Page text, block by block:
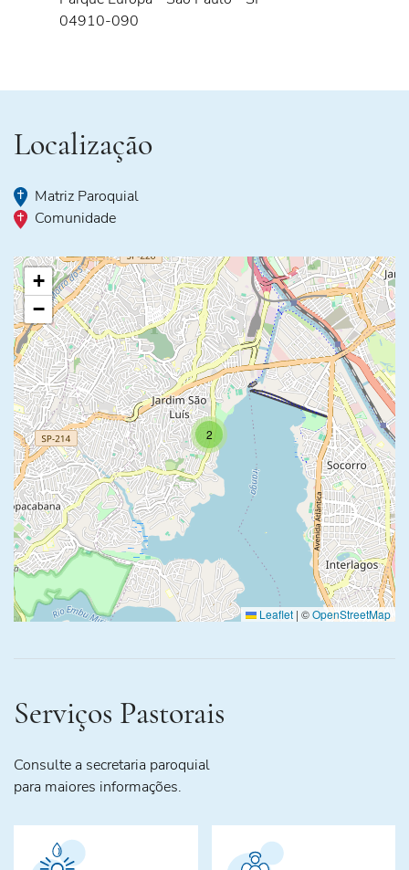
04910-090
Localização
Matriz Paroquial
Comunidade
2
+
−
Leaflet | ©OpenStreetMap
Serviços Pastorais
Consulte a secretaria paroquial
para maiores informações.